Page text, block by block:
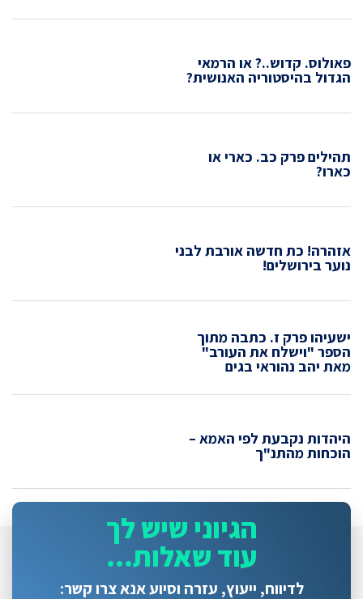
פאולוס. קדוש..? או הרמאי
הגדול בהיסטוריה האנושית?
תהילים פרק כב. כארי או
כארו?
אזהרה! כת חדשה אורבת לבני
נוער בירושלים!
ישעיהו פרק ז. כתבה מתוך
הספר "וישלח את העורב"
מאת יהב נהוראי בגים
היהדות נקבעת לפי האמא –
הוכחות מהתנ"ך
הגיוני שיש לך
עוד שאלות...
לדיווח, ייעוץ, עזרה וסיועאנא צרו קשר: